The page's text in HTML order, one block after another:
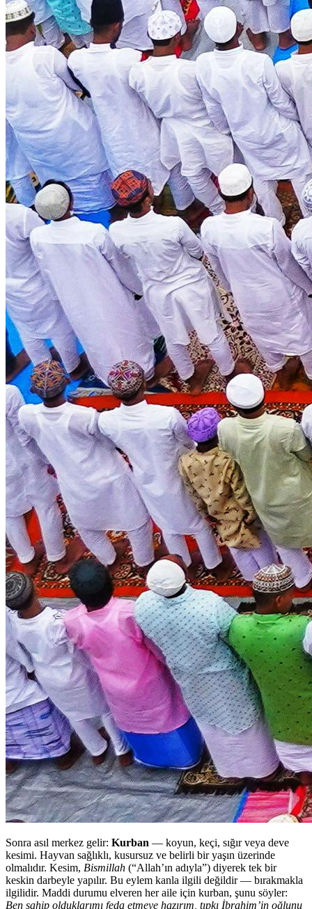
Sonra asıl merkez gelir: Kurban — koyun, keçi, sığır veya deve
kesimi. Hayvan sağlıklı, kusursuz ve belirli bir yaşın üzerinde
olmalıdır. Kesim, Bismillah (“Allah’ın adıyla”) diyerek tek bir
keskin darbeyle yapılır. Bu eylem kanla ilgili değildir — bırakmakla
ilgilidir. Maddi durumu elveren her aile için kurban, şunu söyler:
Ben sahip olduklarımı feda etmeye hazırım, tıpkı İbrahim’in oğlunu